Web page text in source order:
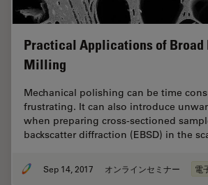
Practical Applications of Broad
Milling
Mechanical polishing can be time
frustrating. It can also introduce
when preparing cross-sectioned
backscatter diffraction (EBSD) in the
Sep 14, 2017 オンラインセミナー 電